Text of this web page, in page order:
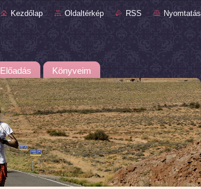
Kezdőlap Oldaltérkép RSS Nyomtatás
Előadás Könyveim